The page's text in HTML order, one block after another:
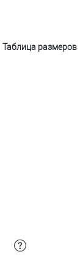
Таблица размеров